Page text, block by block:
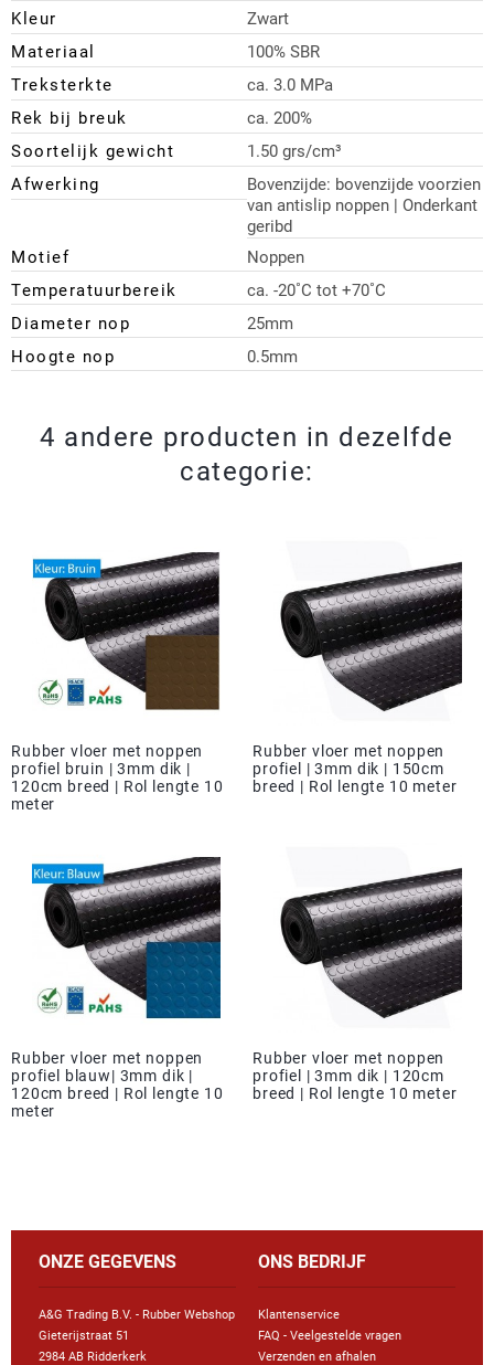
Kleur
Zwart
Materiaal
100% SBR
Treksterkte
ca. 3.0 MPa
Rek bij breuk
ca. 200%
Soortelijk gewicht
1.50 grs/cm³
Afwerking
Bovenzijde: bovenzijde voorzien
van antislip noppen | Onderkant
geribd
Motief
Noppen
Temperatuurbereik
ca. -20˚C tot +70˚C
Diameter nop
25mm
Hoogte nop
0.5mm
4 andere producten in dezelfde
categorie:
Rubber vloer met noppen
profiel bruin | 3mm dik |
120cm breed | Rol lengte 10
meter
Rubber vloer met noppen
profiel | 3mm dik | 150cm
breed | Rol lengte 10 meter
Rubber vloer met noppen
profiel blauw| 3mm dik |
120cm breed | Rol lengte 10
meter
Rubber vloer met noppen
profiel | 3mm dik | 120cm
breed | Rol lengte 10 meter
ONZE GEGEVENS
A&G Trading B.V. - Rubber Webshop
Gieterijstraat 51
2984 AB Ridderkerk
ONS BEDRIJF
Klantenservice
FAQ - Veelgestelde vragen
Verzenden en afhalen